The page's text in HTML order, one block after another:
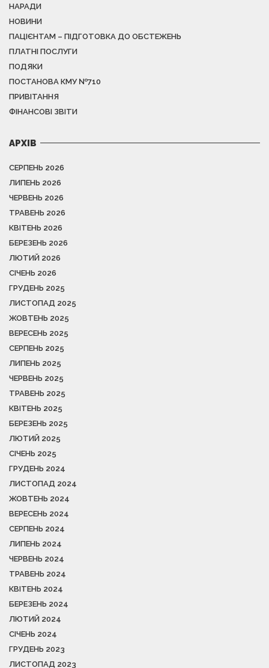
НАРАДИ
НОВИНИ
ПАЦІЄНТАМ – ПІДГОТОВКА ДО ОБСТЕЖЕНЬ
ПЛАТНІ ПОСЛУГИ
ПОДЯКИ
ПОСТАНОВА КМУ №710
ПРИВІТАННЯ
ФІНАНСОВІ ЗВІТИ
АРХІВ
СЕРПЕНЬ 2026
ЛИПЕНЬ 2026
ЧЕРВЕНЬ 2026
ТРАВЕНЬ 2026
КВІТЕНЬ 2026
БЕРЕЗЕНЬ 2026
ЛЮТИЙ 2026
СІЧЕНЬ 2026
ГРУДЕНЬ 2025
ЛИСТОПАД 2025
ЖОВТЕНЬ 2025
ВЕРЕСЕНЬ 2025
СЕРПЕНЬ 2025
ЛИПЕНЬ 2025
ЧЕРВЕНЬ 2025
ТРАВЕНЬ 2025
КВІТЕНЬ 2025
БЕРЕЗЕНЬ 2025
ЛЮТИЙ 2025
СІЧЕНЬ 2025
ГРУДЕНЬ 2024
ЛИСТОПАД 2024
ЖОВТЕНЬ 2024
ВЕРЕСЕНЬ 2024
СЕРПЕНЬ 2024
ЛИПЕНЬ 2024
ЧЕРВЕНЬ 2024
ТРАВЕНЬ 2024
КВІТЕНЬ 2024
БЕРЕЗЕНЬ 2024
ЛЮТИЙ 2024
СІЧЕНЬ 2024
ГРУДЕНЬ 2023
ЛИСТОПАД 2023